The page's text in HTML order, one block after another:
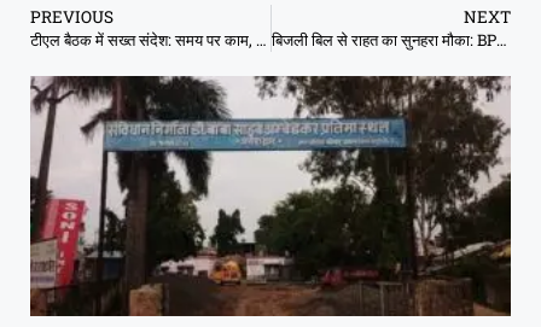
PREVIOUS
टीएल बैठक में सख्त संदेश: समय पर काम, तभी बेहतर एसीआर : कलेक्टर
NEXT
बिजली बिल से राहत का सुनहरा मौका: BPL उपभोक्ताओं के लिए सरकार लाई बड़ी छूट योजना